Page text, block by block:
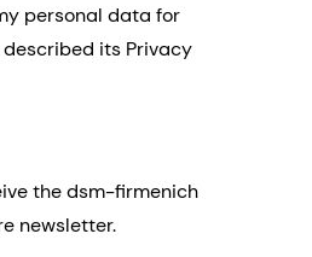
personal data for
its Privacy
the dsm-firmenich
newsletter.